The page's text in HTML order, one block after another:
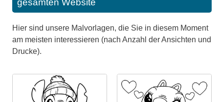
gesamten Website
Hier sind unsere Malvorlagen, die Sie in diesem Moment
am meisten interessieren (nach Anzahl der Ansichten und
Drucke).